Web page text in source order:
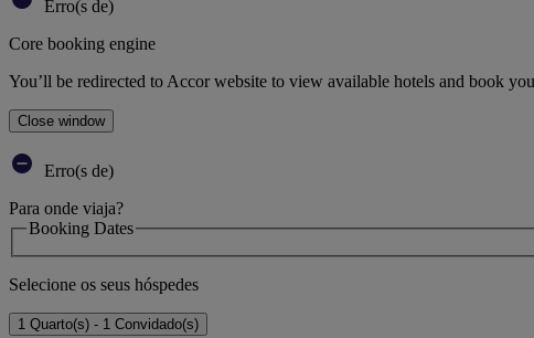
Erro(s de)
Core booking engine
You’ll be redirected to Accor website to view available hotels and book
Close window
Erro(s de)
Para onde viaja?
Booking Dates
Selecione os seus hóspedes
1 Quarto(s) - 1 Convidado(s)